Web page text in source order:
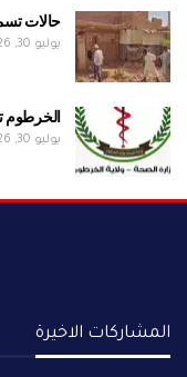
حالات
يوليو 30, 2026
الخرطوم
يوليو 30, 2026
المشاركات الاخيرة